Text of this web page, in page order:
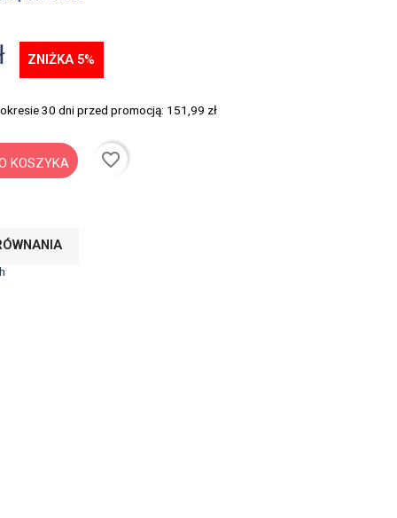
ZNIŻKA 5%
30 dni przed promocją: 151,99 zł
KOSZYKA
favorite_border